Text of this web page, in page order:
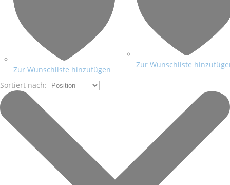
Zur Wunschliste hinzufügen
Zur Wunschliste
Sortiert nach: